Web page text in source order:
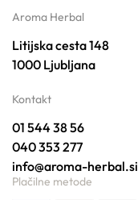
Aroma Herbal
Litijska cesta 148
1000 Ljubljana
Kontakt
01 544 38 56
040 353 277
info@aroma-herbal.si
Plačilne metode